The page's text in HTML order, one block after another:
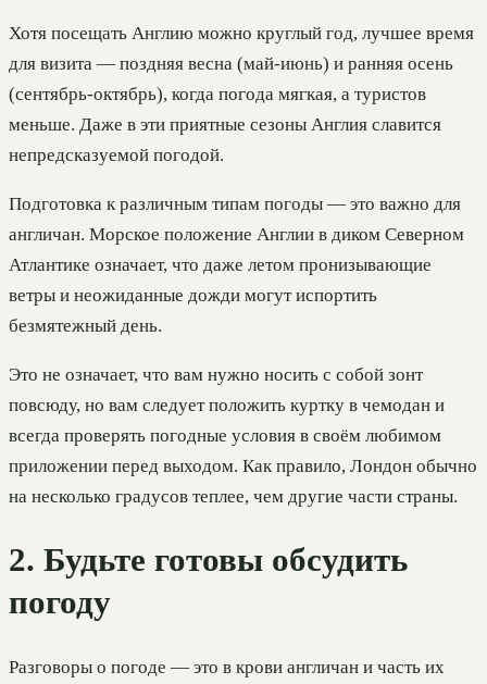
Хотя посещать Англию можно круглый год, лучшее время
для визита — поздняя весна (май-июнь) и ранняя осень
(сентябрь-октябрь), когда погода мягкая, а туристов
меньше. Даже в эти приятные сезоны Англия славится
непредсказуемой погодой.
Подготовка к различным типам погоды — это важно для
англичан. Морское положение Англии в диком Северном
Атлантике означает, что даже летом пронизывающие
ветры и неожиданные дожди могут испортить
безмятежный день.
Это не означает, что вам нужно носить с собой зонт
повсюду, но вам следует положить куртку в чемодан и
всегда проверять погодные условия в своём любимом
приложении перед выходом. Как правило, Лондон обычно
на несколько градусов теплее, чем другие части страны.
2. Будьте готовы обсудить
погоду
Разговоры о погоде — это в крови англичан и часть их